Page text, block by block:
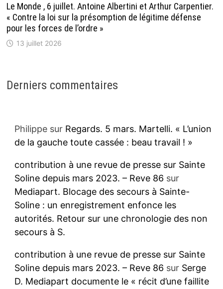
Le Monde , 6 juillet. Antoine Albertini et Arthur Carpentier.
« Contre la loi sur la présomption de légitime défense
pour les forces de l’ordre »
13 juillet 2026
Derniers commentaires
Philippesur Regards. 5 mars. Martelli. « L’union
de la gauche toute cassée : beau travail ! »
contribution à une revue de presse sur Sainte
Soline depuis mars 2023. – Reve 86 sur
Mediapart. Blocage des secours à Sainte-
Soline : un enregistrement enfonce les
autorités. Retour sur une chronologie des non
secours à S.
contribution à une revue de presse sur Sainte
Soline depuis mars 2023. – Reve 86 sur Serge
D. Mediapart documente le « récit d’une faillite